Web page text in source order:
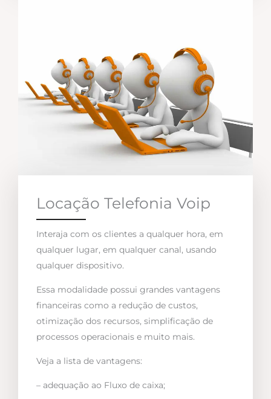
Locação Telefonia Voip
Interaja com os clientes a qualquer hora, em
qualquer lugar, em qualquer canal, usando
qualquer dispositivo.
Essa modalidade possui grandes vantagens
financeiras como a redução de custos,
otimização dos recursos, simplificação de
processos operacionais e muito mais.
Veja a lista de vantagens:
– adequação ao Fluxo de caixa;